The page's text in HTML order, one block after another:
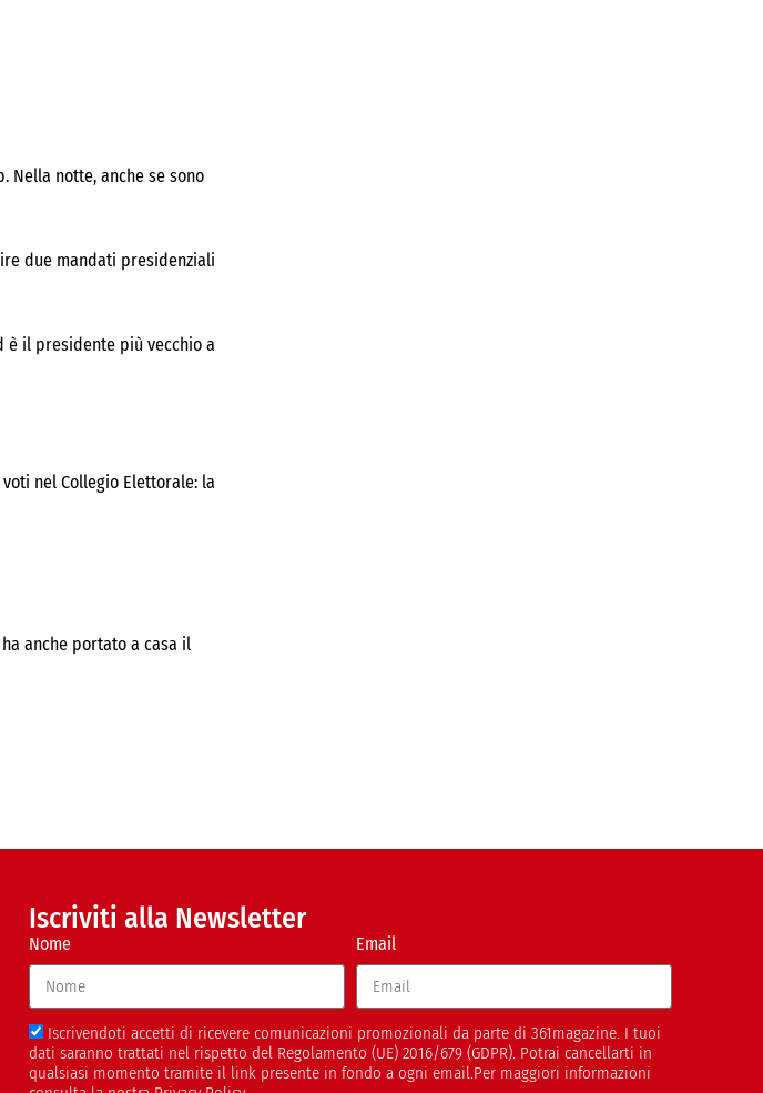
Nella notte, anche se sono
due mandati presidenziali
è il presidente più vecchio a
nel Collegio Elettorale: la
anche portato a casa il
Iscriviti alla Newsletter
Nome Email
Iscrivendoti accetti di ricevere comunicazioni promozionali da parte di 361magazine. I tuoi
dati saranno trattati nel rispetto del Regolamento (UE) 2016/679 (GDPR). Potrai cancellarti in
qualsiasi momento tramite il link presente in fondo a ogni email.Per maggiori informazioni